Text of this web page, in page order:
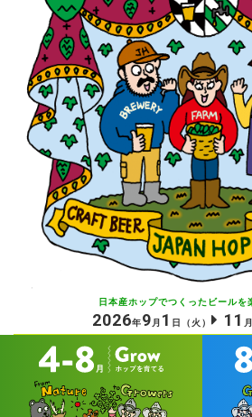
日本産ホップでつくったビールを
2026年9 月 1 日 （火） 11 月